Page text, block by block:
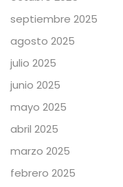
septiembre 2025
agosto 2025
julio 2025
junio 2025
mayo 2025
abril 2025
marzo 2025
febrero 2025